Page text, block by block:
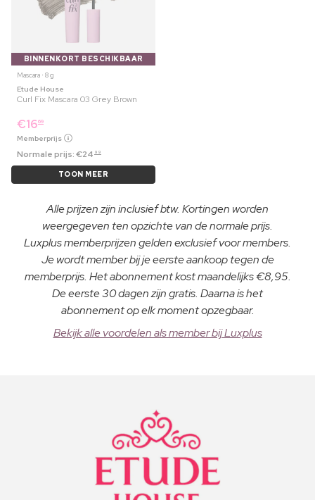
BINNENKORT BESCHIKBAAR
Mascara ⋅ 8 g
Etude House
Curl Fix Mascara 03 Grey Brown
€1669
Memberprijs
Normale prijs:€24 99
TOON MEER
Alle prijzen zijn inclusief btw. Kortingen worden
weergegeven ten opzichte van de normale prijs.
Luxplus memberprijzen gelden exclusief voor members.
Je wordt member bij je eerste aankoop tegen de
memberprijs. Het abonnement kost maandelijks €8,95.
De eerste 30 dagen zijn gratis. Daarna is het
abonnement op elk moment opzegbaar.
Bekijk alle voordelen als member bij Luxplus